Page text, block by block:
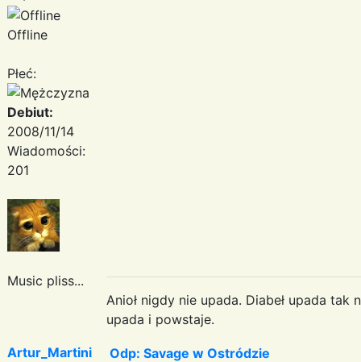
Offline
Płeć:
Debiut:
2008/11/14
Wiadomości:
201
Music pliss...
Anioł nigdy nie upada. Diabeł upada
upada i powstaje.
Artur_Martini
Odp: Savage w Ostródzie